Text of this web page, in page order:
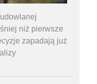
niż pierwsze
zapadają już